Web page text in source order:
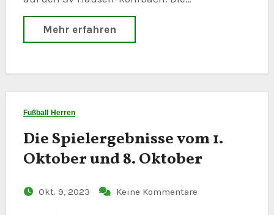
Mehr erfahren
Fußball Herren
Die Spielergebnisse vom 1.
Oktober und 8. Oktober
Okt. 9, 2023 Keine Kommentare